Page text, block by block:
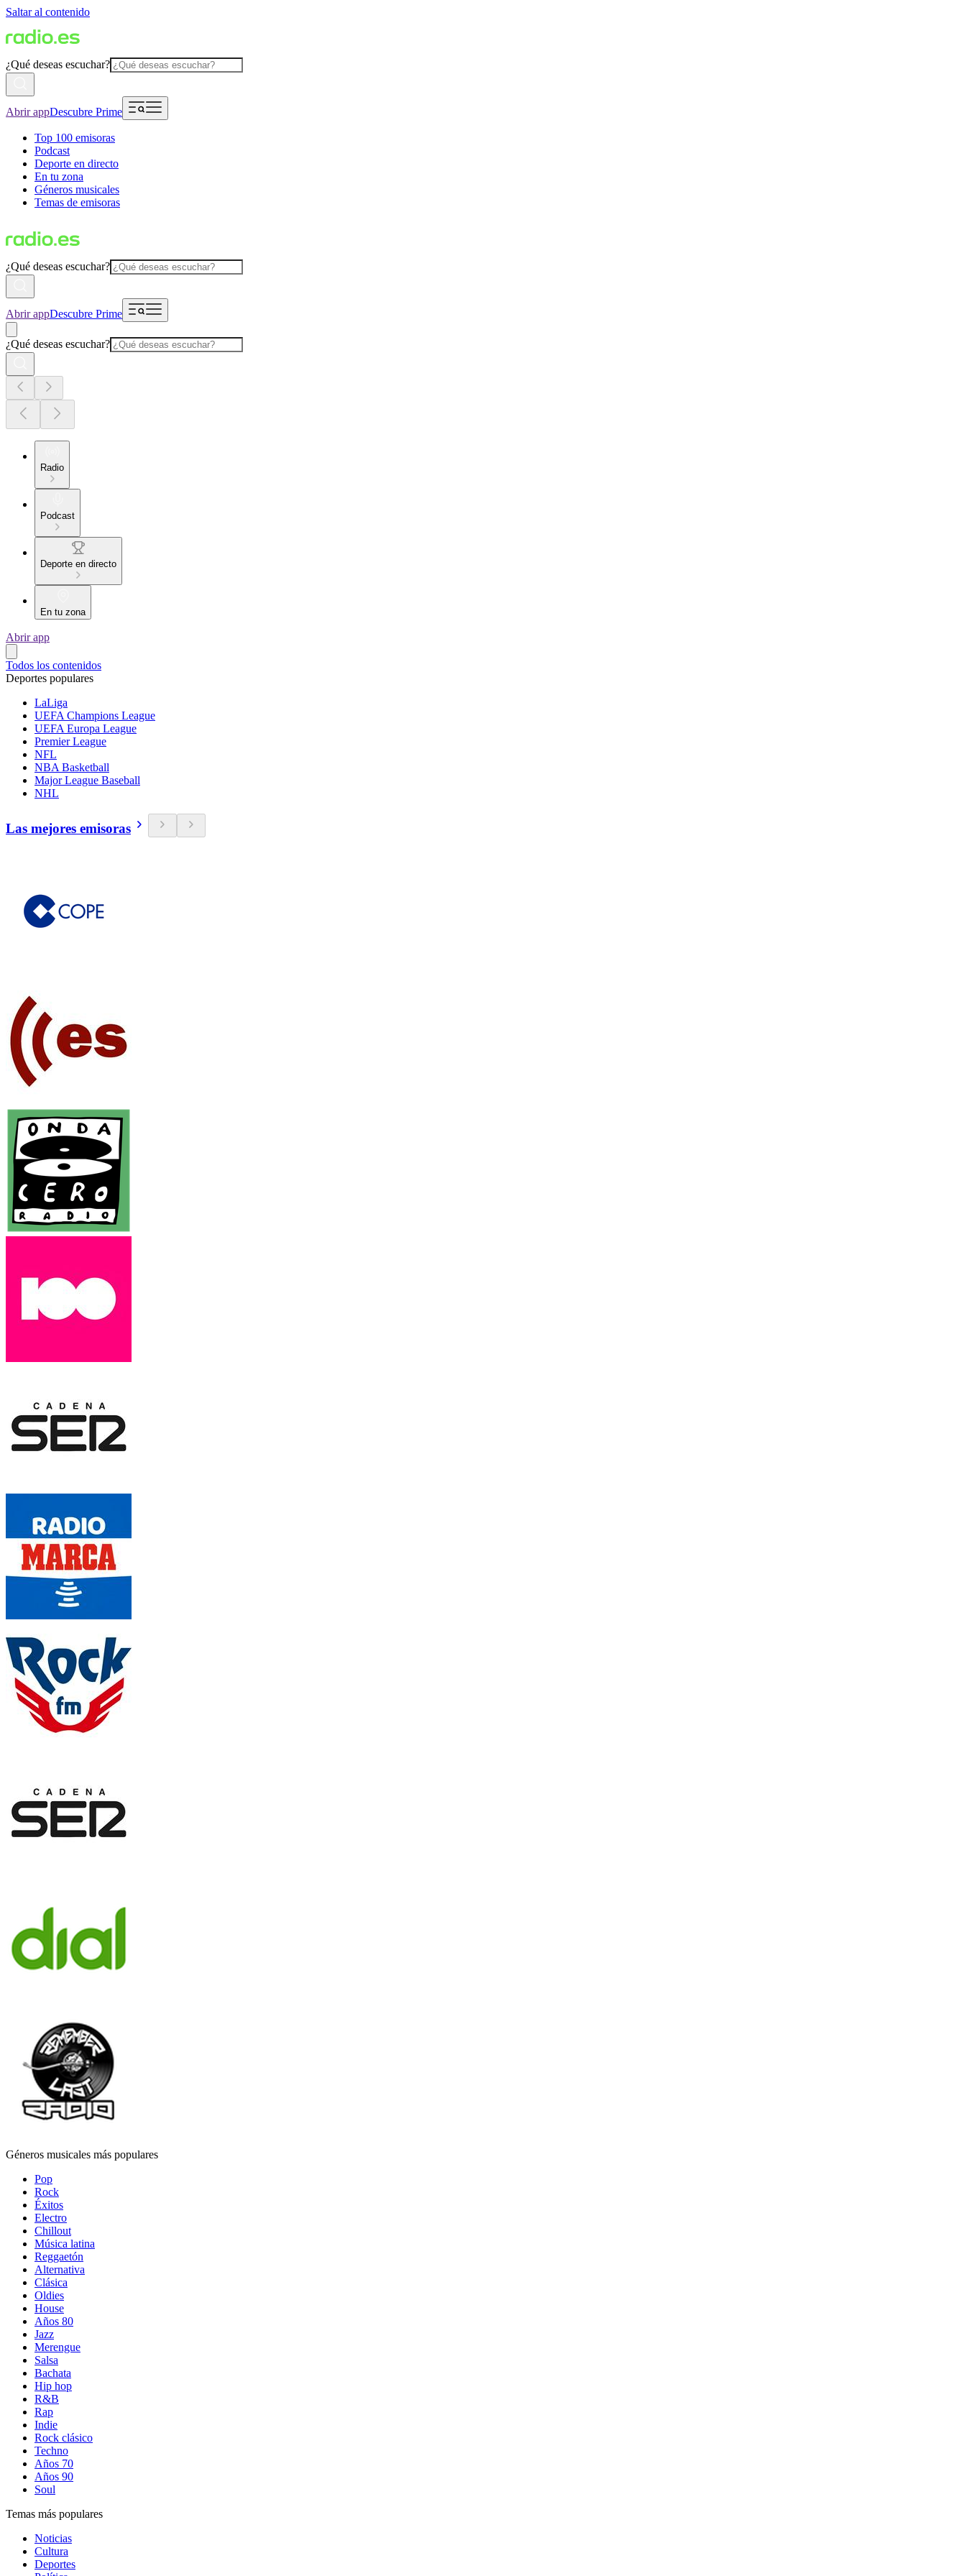
Saltar al contenido
¿Qué deseas escuchar?
Abrir appDescubre Prime
Top 100 emisoras
Podcast
Deporte en directo
En tu zona
Géneros musicales
Temas de emisoras
¿Qué deseas escuchar?
Abrir appDescubre Prime
¿Qué deseas escuchar?
Radio
Podcast
Deporte en directo
En tu zona
Abrir app
Todos los contenidos
Deportes populares
LaLiga
UEFA Champions League
UEFA Europa League
Premier League
NFL
NBA Basketball
Major League Baseball
NHL
Las mejores emisoras
Géneros musicales más populares
Pop
Rock
Éxitos
Electro
Chillout
Música latina
Reggaetón
Alternativa
Clásica
Oldies
House
Años 80
Jazz
Merengue
Salsa
Bachata
Hip hop
R&B
Rap
Indie
Rock clásico
Techno
Años 70
Años 90
Soul
Temas más populares
Noticias
Cultura
Deportes